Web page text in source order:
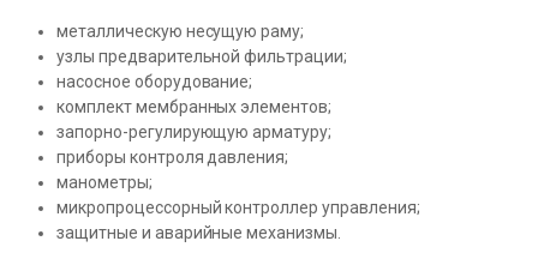
металлическую несущую раму;
узлы предварительной фильтрации;
насосное оборудование;
комплект мембранных элементов;
запорно-регулирующую арматуру;
приборы контроля давления;
манометры;
микропроцессорный контроллер управления;
защитные и аварийные механизмы.